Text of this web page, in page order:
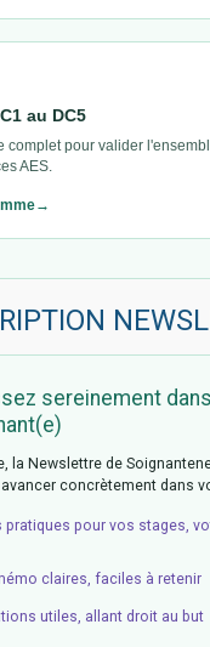
au DC5
complet pour valider
AES.
sereinement
la Newslettre de
concrètement dans
pratiques pour vos stages,
claires, faciles à retenir
utiles, allant droit au but